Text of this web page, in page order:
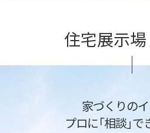
住宅展示
家づくりの
プロに「相談」